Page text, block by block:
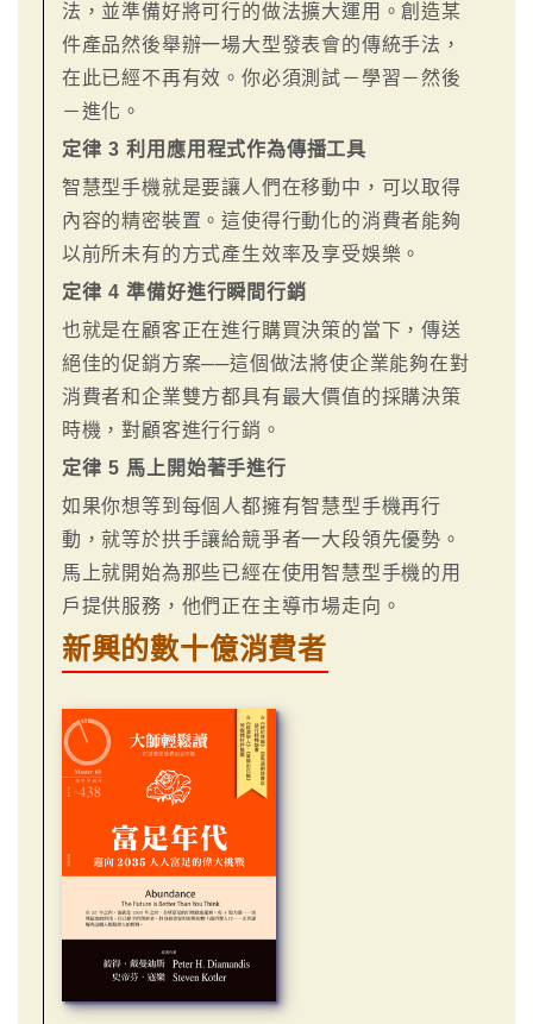
法，並準備好將可行的做法擴大運用。創造某
件產品然後舉辦一場大型發表會的傳統手法，
在此已經不再有效。你必須測試－學習－然後
－進化。
定律 3 利用應用程式作為傳播工具
智慧型手機就是要讓人們在移動中，可以取得
內容的精密裝置。這使得行動化的消費者能夠
以前所未有的方式產生效率及享受娛樂。
定律 4 準備好進行瞬間行銷
也就是在顧客正在進行購買決策的當下，傳送
絕佳的促銷方案──這個做法將使企業能夠在對
消費者和企業雙方都具有最大價值的採購決策
時機，對顧客進行行銷。
定律 5 馬上開始著手進行
如果你想等到每個人都擁有智慧型手機再行
動，就等於拱手讓給競爭者一大段領先優勢。
馬上就開始為那些已經在使用智慧型手機的用
戶提供服務，他們正在主導市場走向。
新興的數十億消費者